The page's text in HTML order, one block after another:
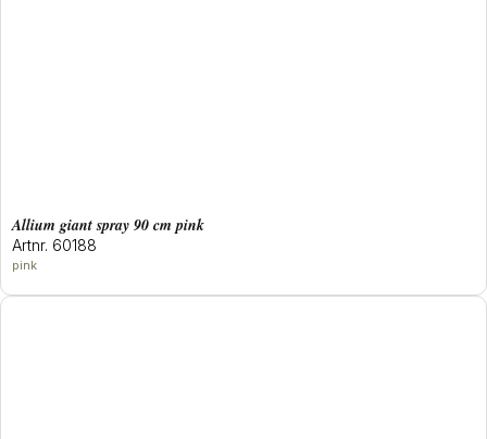
allium giant spray 90 cm pink
Artnr. 60188
pink